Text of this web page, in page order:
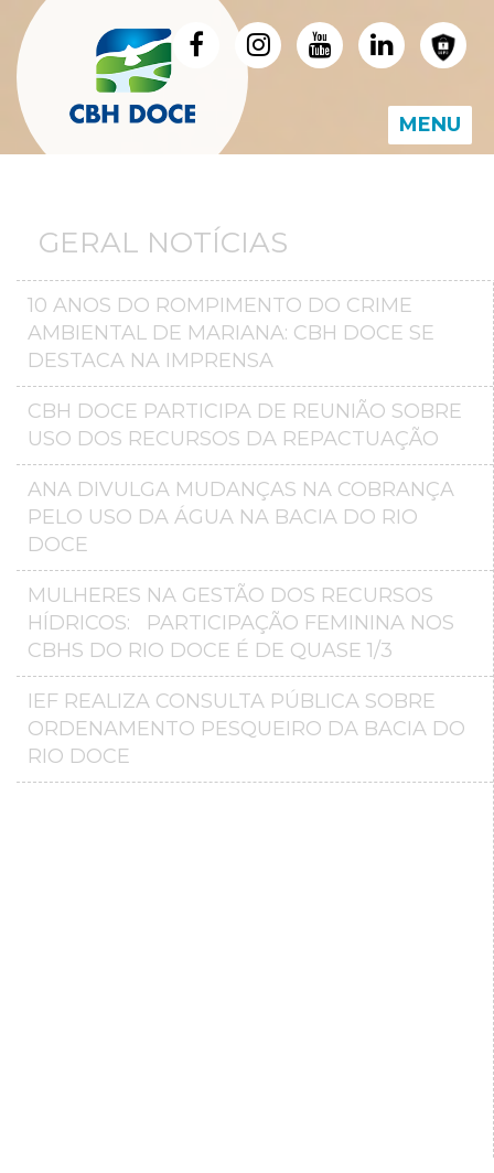
MENU
GERAL NOTÍCIAS
10 ANOS DO ROMPIMENTO DO CRIME
AMBIENTAL DE MARIANA: CBH DOCE SE
DESTACA NA IMPRENSA
CBH DOCE PARTICIPA DE REUNIÃO SOBRE
USO DOS RECURSOS DA REPACTUAÇÃO
ANA DIVULGA MUDANÇAS NA COBRANÇA
PELO USO DA ÁGUA NA BACIA DO RIO
DOCE
MULHERES NA GESTÃO DOS RECURSOS
HÍDRICOS: PARTICIPAÇÃO FEMININA NOS
CBHS DO RIO DOCE É DE QUASE 1/3
IEF REALIZA CONSULTA PÚBLICA SOBRE
ORDENAMENTO PESQUEIRO DA BACIA DO
RIO DOCE